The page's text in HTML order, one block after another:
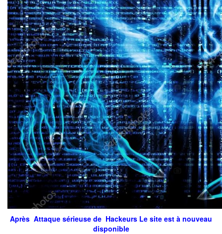
Après Attaque sérieuse de Hackeurs Le site est à nouveau
disponible